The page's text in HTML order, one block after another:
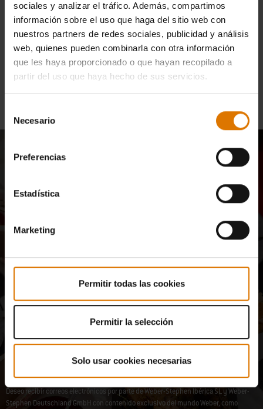
sociales y analizar el tráfico. Además, compartimos
información sobre el uso que haga del sitio web con
nuestros partners de redes sociales, publicidad y análisis
web, quienes pueden combinarla con otra información
que les haya proporcionado o que hayan recopilado a
partir del uso que haya hecho de sus servicios.
Necesario
Preferencias
Estadística
Marketing
Permitir todas las cookies
Permitir la selección
Solo usar cookies necesarias
Instrucciones para llegar
Únete a nuestra
comunidad y disfruta de
un 10 % de descuento
Recibe novedades por email de nuestra comunidad de expertos en
barbacoa, amantes de la gastronomía y apasionados de la cocina
tu primer pedido.
El registro en la newsletter puede tardar unos instantes.
Dirección de correo electrónico
Deseo recibir correos electrónicos por parte de Weber-Stephen Ibérica SL y Weber-
Stephen Deutschland GmbH con contenido exclusivo del mundo Weber, como